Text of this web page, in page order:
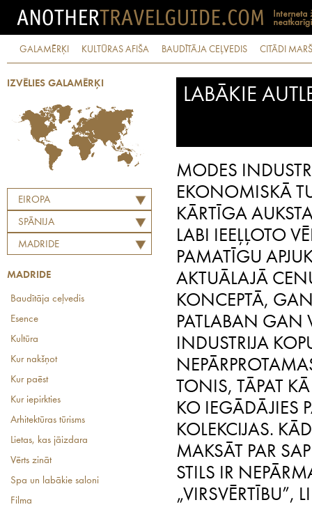
GALAMĒRĶI KULTŪRAS AFIŠA BAUDĪTĀJA CEĻVEDIS CITĀDI
IZVĒLIES GALAMĒRĶI
EIROPA
SPĀNIJA
MADRIDE
MADRIDE
Baudītāja ceļvedis
Esence
Kultūra
Kur nakšņot
Kur paēst
Kur iepirkties
Arhitektūras tūrisms
Lietas, kas jāizdara
Vērts zināt
Spa un labākie saloni
Filma
LABĀKIE
MODES
EKONOMISKĀ
KĀRTĪGA
LABI IEEĻĻOTO
PAMATĪGU
AKTUĀLAJĀ
KONCEPTĀ,
PATLABAN GAN
INDUSTRIJA
TONIS, TĀPAT
KO IEGĀDĀJIES
KOLEKCIJAS.
MAKSĀT PAR
STILS IR
„VIRSVĒRTĪBU”,